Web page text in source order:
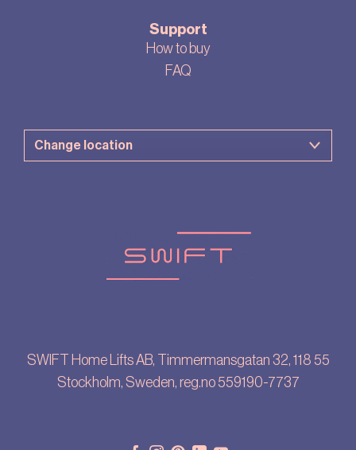
Support
How to buy
FAQ
SWIFT Home Lifts AB, Timmermansgatan 32, 118 55
Stockholm, Sweden, reg.no 559190-7737